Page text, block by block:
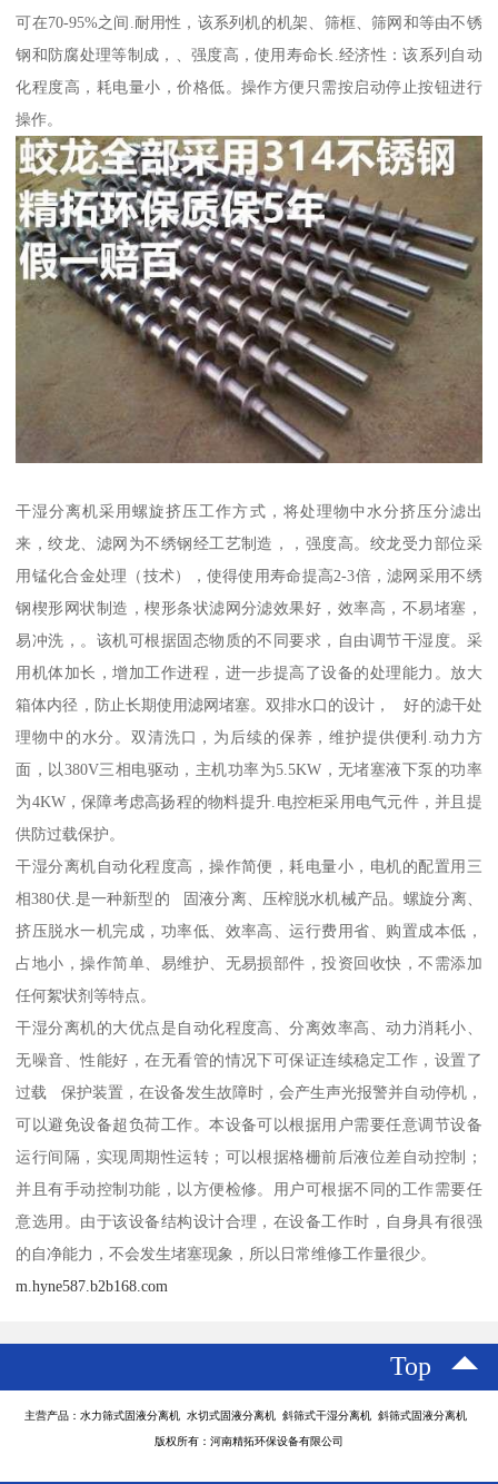
可在70-95%之间.耐用性，该系列机的机架、筛框、筛网和等由不锈
钢和防腐处理等制成，、强度高，使用寿命长.经济性：该系列自动
化程度高，耗电量小，价格低。操作方便只需按启动停止按钮进行
操作。
干湿分离机采用螺旋挤压工作方式，将处理物中水分挤压分滤出
来，绞龙、滤网为不绣钢经工艺制造，，强度高。绞龙受力部位采
用锰化合金处理（技术），使得使用寿命提高2-3倍，滤网采用不绣
钢楔形网状制造，楔形条状滤网分滤效果好，效率高，不易堵塞，
易冲洗，。该机可根据固态物质的不同要求，自由调节干湿度。采
用机体加长，增加工作进程，进一步提高了设备的处理能力。放大
箱体内径，防止长期使用滤网堵塞。双排水口的设计， 好的滤干处
理物中的水分。双清洗口，为后续的保养，维护提供便利.动力方
面，以380V三相电驱动，主机功率为5.5KW，无堵塞液下泵的功率
为4KW，保障考虑高扬程的物料提升.电控柜采用电气元件，并且提
供防过载保护。
干湿分离机自动化程度高，操作简便，耗电量小，电机的配置用三
相380伏.是一种新型的 固液分离、压榨脱水机械产品。螺旋分离、
挤压脱水一机完成，功率低、效率高、运行费用省、购置成本低，
占地小，操作简单、易维护、无易损部件，投资回收快，不需添加
任何絮状剂等特点。
干湿分离机的大优点是自动化程度高、分离效率高、动力消耗小、
无噪音、性能好，在无看管的情况下可保证连续稳定工作，设置了
过载 保护装置，在设备发生故障时，会产生声光报警并自动停机，
可以避免设备超负荷工作。本设备可以根据用户需要任意调节设备
运行间隔，实现周期性运转；可以根据格栅前后液位差自动控制；
并且有手动控制功能，以方便检修。用户可根据不同的工作需要任
意选用。由于该设备结构设计合理，在设备工作时，自身具有很强
的自净能力，不会发生堵塞现象，所以日常维修工作量很少。
m.hyne587.b2b168.com
Top
主营产品：水力筛式固液分离机 水切式固液分离机 斜筛式干湿分离机 斜筛式固液分离机
版权所有：河南精拓环保设备有限公司